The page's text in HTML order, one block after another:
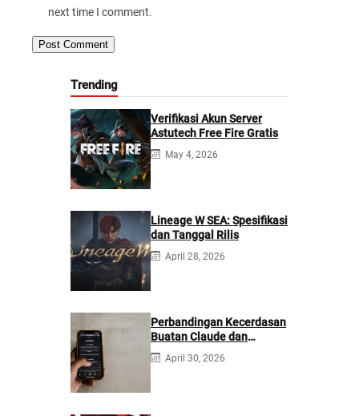
next time I comment.
Trending
Verifikasi Akun Server
Astutech Free Fire Gratis
May 4, 2026
Lineage W SEA: Spesifikasi
dan Tanggal Rilis
April 28, 2026
Perbandingan Kecerdasan
Buatan Claude dan
ChatGPT: Mana yang
Lebih Baik?
April 30, 2026